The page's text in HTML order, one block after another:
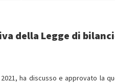
della Legge di
ha discusso e approvato la